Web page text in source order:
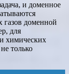
и доменное
газов доменной
для
химических
только